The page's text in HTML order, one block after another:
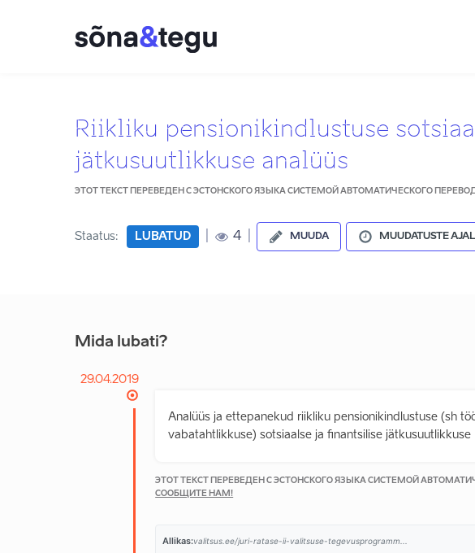
Riikliku pensionikindlustuse
jätkusuutlikkuse analüüs
ЭТОТ ТЕКСТ ПЕРЕВЕДЕН С ЭСТОНСКОГО ЯЗЫКА СИСТЕМОЙ АВТОМАТИЧЕСКОГО
Staatus: LUBATUD 4 MUUDA MUUDATUSTE
Mida lubati?
29.04.2019
Analüüs ja ettepanekud riikliku pensionikindlustuse (sh
vabatahtlikkuse) sotsiaalse ja finantsilise jätkusuutlikkuse
ЭТОТ ТЕКСТ ПЕРЕВЕДЕН С ЭСТОНСКОГО ЯЗЫКА СИСТЕМОЙ
СООБЩИТЕ НАМ!
Allikas:valitsus.ee/juri-ratase-ii-valitsuse-tegevusprogramm...